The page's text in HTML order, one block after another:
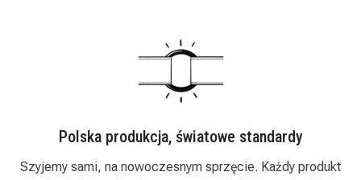
standardy
Każdy produkt
Zaufały nam już setki
Działamy od 2018 roku i stale się